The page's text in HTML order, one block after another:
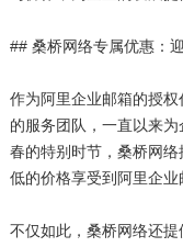
## 桑桥网络专属优惠：
作为阿里企业邮箱的授
的服务团队，一直以来
春的特别时节，桑桥网
低的价格享受到阿里企业
不仅如此，桑桥网络还